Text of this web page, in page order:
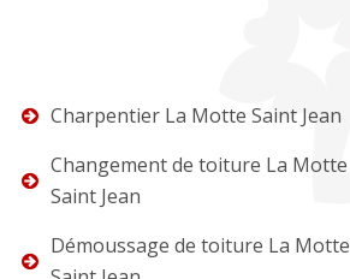
Charpentier La Motte Saint Jean
Changement de toiture La Motte
Saint Jean
Démoussage de toiture La Motte